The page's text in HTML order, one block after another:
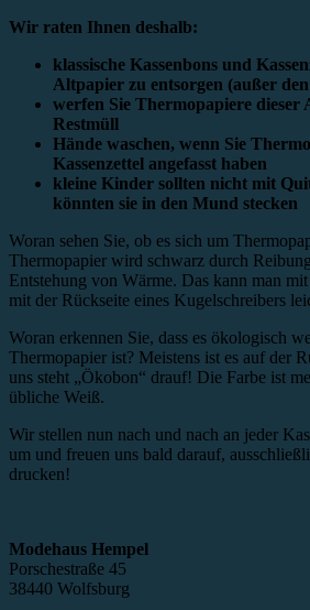
Wir raten Ihnen deshalb:
klassische Kassenbons und
Altpapier zu entsorgen (außer
werfen Sie Thermopapiere dieser
Restmüll
Hände waschen, wenn Sie
Kassenzettel angefasst haben
kleine Kinder sollten nicht mit
könnten sie in den Mund stecken
Woran sehen Sie, ob es sich um
Thermopapier wird schwarz durch
Entstehung von Wärme. Das kann man
mit der Rückseite eines Kugelschreibers
Woran erkennen Sie, dass es ökologisch
Thermopapier ist? Meistens ist es auf der
uns steht „Ökobon“ drauf! Die Farbe ist
übliche Weiß.
Wir stellen nun nach und nach an jeder
um und freuen uns bald darauf,
drucken!
Modehaus Hempel
Porschestraße 45
38440 Wolfsburg